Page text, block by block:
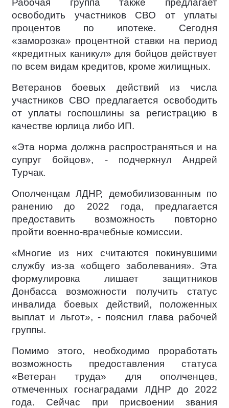
Рабочая группа также предлагает
освободить участников СВО от уплаты
процентов по ипотеке. Сегодня
«заморозка» процентной ставки на период
«кредитных каникул» для бойцов действует
по всем видам кредитов, кроме жилищных.
Ветеранов боевых действий из числа
участников СВО предлагается освободить
от уплаты госпошлины за регистрацию в
качестве юрлица либо ИП.
«Эта норма должна распространяться и на
супруг бойцов», - подчеркнул Андрей
Турчак.
Ополченцам ЛДНР, демобилизованным по
ранению до 2022 года, предлагается
предоставить возможность повторно
пройти военно-врачебные комиссии.
«Многие из них считаются покинувшими
службу из-за «общего заболевания». Эта
формулировка лишает защитников
Донбасса возможности получить статус
инвалида боевых действий, положенных
выплат и льгот», - пояснил глава рабочей
группы.
Помимо этого, необходимо проработать
возможность предоставления статуса
«Ветеран труда» для ополченцев,
отмеченных госнаградами ЛДНР до 2022
года. Сейчас при присвоении звания